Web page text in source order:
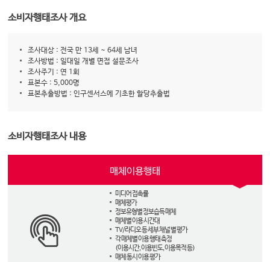
소비자행태조사 개요
조사대상 : 전국 만 13세 ~ 64세 남녀
조사방법 : 일대일 개별 면접 설문조사
조사주기 : 연 1회
표본수 : 5,000명
표본추출방법 : 인구센서스에 기초한 할당추출법
소비자행태조사 내용
매체이용행태
미디어 접촉률
매체평가
정보유형별 정보습득 매체
매체별 이용 시간대
TV/라디오 등 세부 채널 별 평가
각 매체별 이용 행태 측정
(이용시간, 이용빈도, 이용목적 등)
매체 동시 이용 평가